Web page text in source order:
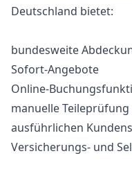
Deutschland bietet:
bundesweite
Sofort-Angebote
Online-
manuelle Teileprüfung
ausführlichen
Versicherungs- und